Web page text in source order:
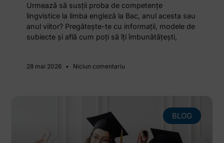
Urmează să susții proba de competențe
lingvistice la limba engleză la Bac, anul acesta sau
anul viitor? Pregătește-te cu informații, modele de
subiecte și află cum poți să îți îmbunătățești,
28 mai 2026 Niciun comentariu
BLOG